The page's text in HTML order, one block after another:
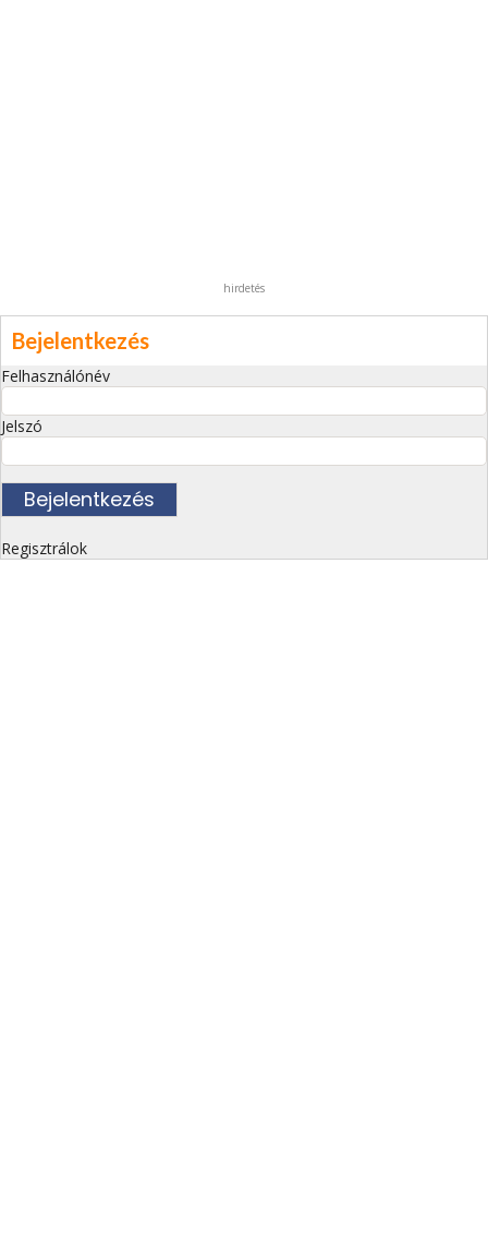
hirdetés
Bejelentkezés
Felhasználónév
Jelszó
Regisztrálok